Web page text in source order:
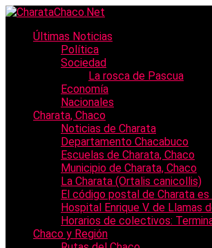
Últimas Noticias
Política
Sociedad
La rosca de Pascua
Economía
Nacionales
Charata, Chaco
Noticias de Charata
Departamento Chacabuco
Escuelas de Charata, Chaco
Municipio de Charata, Chaco
La Charata (Ortalis canicollis)
El código postal de Charata
Hospital Enrique V. de Llamas
Horarios de colectivos:
Chaco y Región